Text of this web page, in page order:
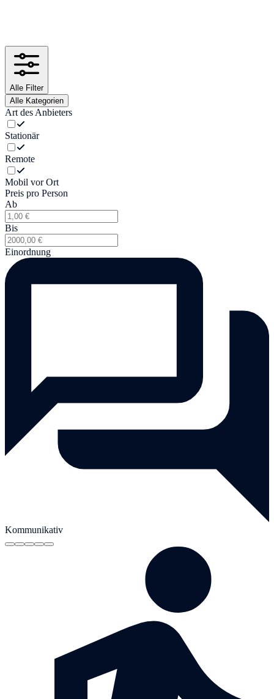
Alle Filter
Alle Kategorien
Art des Anbieters
Stationär
Remote
Mobil vor Ort
Preis pro Person
Ab
Bis
Einordnung
Kommunikativ